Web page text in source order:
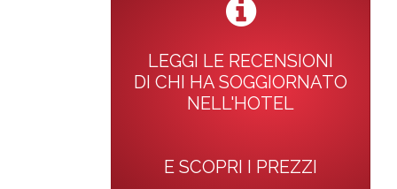
LEGGI LE RECENSIONI
DI CHI HA SOGGIORNATO
NELL'HOTEL
E SCOPRI I PREZZI